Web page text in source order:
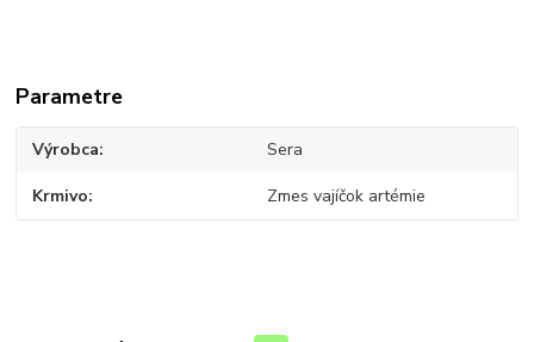
Parametre
Výrobca Sera
Krmivo Zmes vajíčok artémie